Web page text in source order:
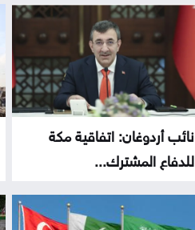
نائب أردوغان: اتفاقية مكة
للدفاع المشترك...